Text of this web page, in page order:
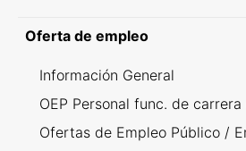
Oferta de empleo
Información General
OEP Personal func. de
Ofertas de Empleo Público /